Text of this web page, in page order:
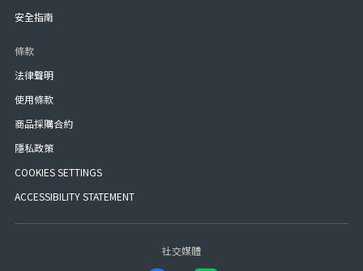
安全指南
條款
法律聲明
使用條款
商品採購合約
隱私政策
COOKIES SETTINGS
ACCESSIBILITY STATEMENT
社交媒體